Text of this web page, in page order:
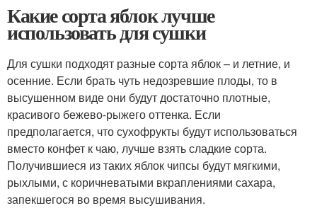
Какие сорта яблок лучше
использовать для сушки
Для сушки подходят разные сорта яблок – и летние, и
осенние. Если брать чуть недозревшие плоды, то в
высушенном виде они будут достаточно плотные,
красивого бежево-рыжего оттенка. Если
предполагается, что сухофрукты будут использоваться
вместо конфет к чаю, лучше взять сладкие сорта.
Получившиеся из таких яблок чипсы будут мягкими,
рыхлыми, с коричневатыми вкраплениями сахара,
запекшегося во время высушивания.